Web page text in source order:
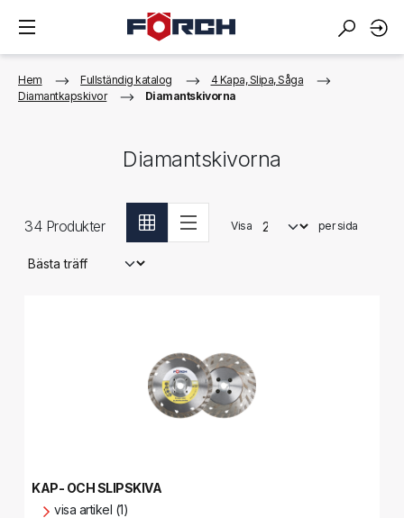
Hem Fullständig katalog
4 Kapa, Slipa, Såga
Diamantkapskivor
Diamantskivorna
Diamantskivorna
34Produkter Visa per sida
KAP- OCH SLIPSKIVA
visa artikel (1)